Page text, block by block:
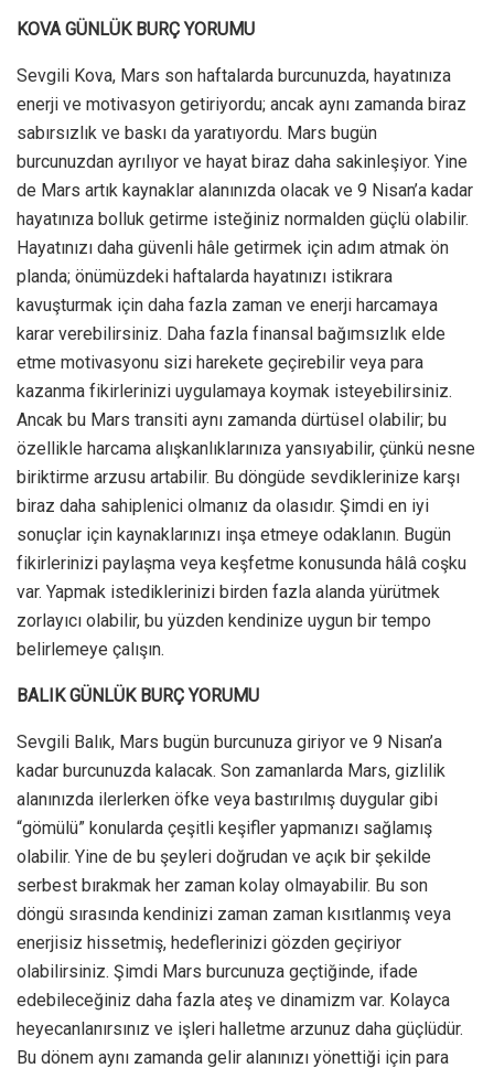
KOVA GÜNLÜK BURÇ YORUMU
Sevgili Kova, Mars son haftalarda burcunuzda, hayatınıza
enerji ve motivasyon getiriyordu; ancak aynı zamanda biraz
sabırsızlık ve baskı da yaratıyordu. Mars bugün
burcunuzdan ayrılıyor ve hayat biraz daha sakinleşiyor. Yine
de Mars artık kaynaklar alanınızda olacak ve 9 Nisan’a kadar
hayatınıza bolluk getirme isteğiniz normalden güçlü olabilir.
Hayatınızı daha güvenli hâle getirmek için adım atmak ön
planda; önümüzdeki haftalarda hayatınızı istikrara
kavuşturmak için daha fazla zaman ve enerji harcamaya
karar verebilirsiniz. Daha fazla finansal bağımsızlık elde
etme motivasyonu sizi harekete geçirebilir veya para
kazanma fikirlerinizi uygulamaya koymak isteyebilirsiniz.
Ancak bu Mars transiti aynı zamanda dürtüsel olabilir; bu
özellikle harcama alışkanlıklarınıza yansıyabilir, çünkü nesne
biriktirme arzusu artabilir. Bu döngüde sevdiklerinize karşı
biraz daha sahiplenici olmanız da olasıdır. Şimdi en iyi
sonuçlar için kaynaklarınızı inşa etmeye odaklanın. Bugün
fikirlerinizi paylaşma veya keşfetme konusunda hâlâ coşku
var. Yapmak istediklerinizi birden fazla alanda yürütmek
zorlayıcı olabilir, bu yüzden kendinize uygun bir tempo
belirlemeye çalışın.
BALIK GÜNLÜK BURÇ YORUMU
Sevgili Balık, Mars bugün burcunuza giriyor ve 9 Nisan’a
kadar burcunuzda kalacak. Son zamanlarda Mars, gizlilik
alanınızda ilerlerken öfke veya bastırılmış duygular gibi
“gömülü” konularda çeşitli keşifler yapmanızı sağlamış
olabilir. Yine de bu şeyleri doğrudan ve açık bir şekilde
serbest bırakmak her zaman kolay olmayabilir. Bu son
döngü sırasında kendinizi zaman zaman kısıtlanmış veya
enerjisiz hissetmiş, hedeflerinizi gözden geçiriyor
olabilirsiniz. Şimdi Mars burcunuza geçtiğinde, ifade
edebileceğiniz daha fazla ateş ve dinamizm var. Kolayca
heyecanlanırsınız ve işleri halletme arzunuz daha güçlüdür.
Bu dönem aynı zamanda gelir alanınızı yönettiği için para